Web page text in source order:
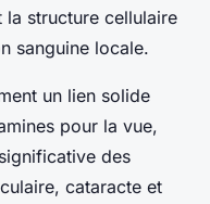
la structure cellulaire
sanguine locale.
un lien solide
pour la vue,
des
cataracte et